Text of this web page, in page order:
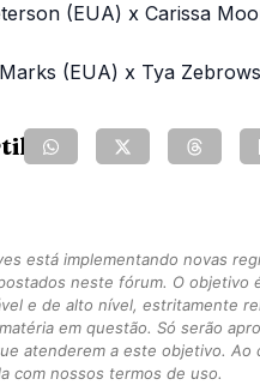
(EUA) x Carissa
(EUA) x Tya
está implementando novas
neste fórum. O objetivo
e de alto nível, estritamente
em questão. Só serão
atenderem a este objetivo. Ao
com nossos termos de uso.